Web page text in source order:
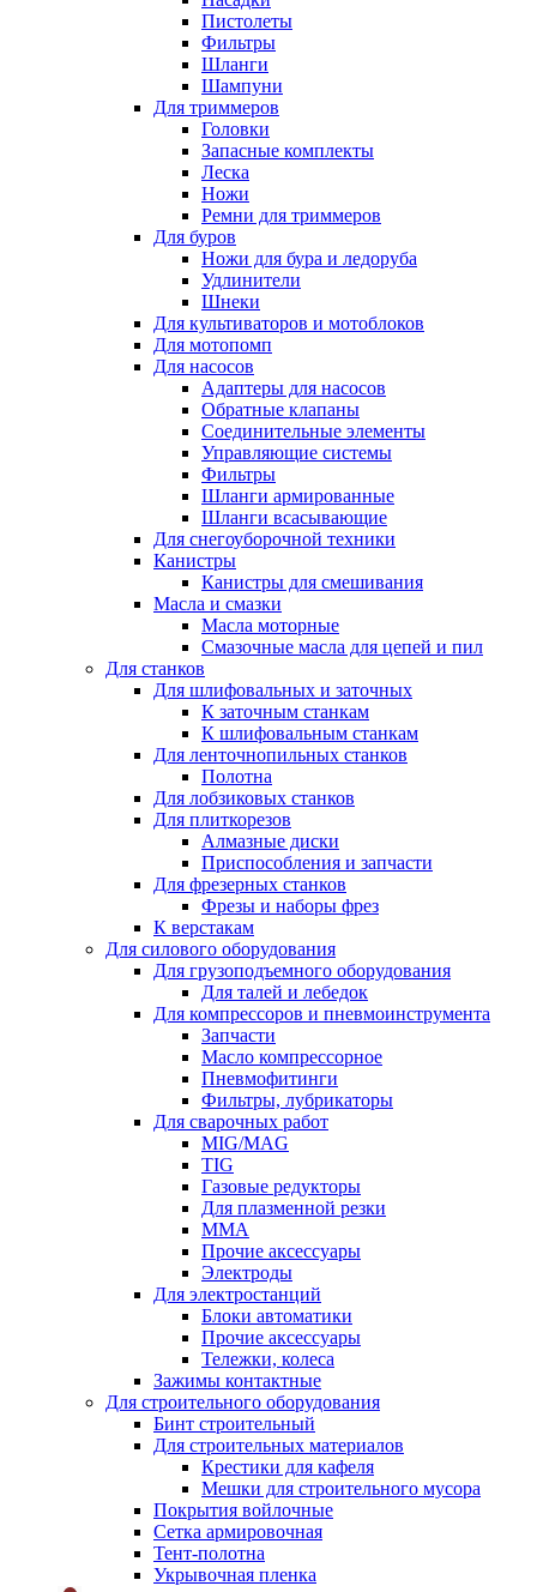
Пистолеты
Фильтры
Шланги
Шампуни
Для триммеров
Головки
Запасные комплекты
Леска
Ножи
Ремни для триммеров
Для буров
Ножи для бура и ледоруба
Удлинители
Шнеки
Для культиваторов и мотоблоков
Для мотопомп
Для насосов
Адаптеры для насосов
Обратные клапаны
Соединительные элементы
Управляющие системы
Фильтры
Шланги армированные
Шланги всасывающие
Для снегоуборочной техники
Канистры
Канистры для смешивания
Масла и смазки
Масла моторные
Смазочные масла для цепей и пил
Для станков
Для шлифовальных и заточных
К заточным станкам
К шлифовальным станкам
Для ленточнопильных станков
Полотна
Для лобзиковых станков
Для плиткорезов
Алмазные диски
Приспособления и запчасти
Для фрезерных станков
Фрезы и наборы фрез
К верстакам
Для силового оборудования
Для грузоподъемного оборудования
Для талей и лебедок
Для компрессоров и пневмоинструмента
Запчасти
Масло компрессорное
Пневмофитинги
Фильтры, лубрикаторы
Для сварочных работ
MIG/MAG
TIG
Газовые редукторы
Для плазменной резки
ММА
Прочие аксессуары
Электроды
Для электростанций
Блоки автоматики
Прочие аксессуары
Тележки, колеса
Зажимы контактные
Для строительного оборудования
Бинт строительный
Для строительных материалов
Крестики для кафеля
Мешки для строительного мусора
Покрытия войлочные
Сетка армировочная
Тент-полотна
Укрывочная пленка